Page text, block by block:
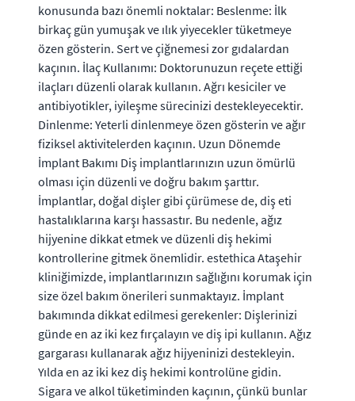
konusunda bazı önemli noktalar: Beslenme: İlk
birkaç gün yumuşak ve ılık yiyecekler tüketmeye
özen gösterin. Sert ve çiğnemesi zor gıdalardan
kaçının. İlaç Kullanımı: Doktorunuzun reçete ettiği
ilaçları düzenli olarak kullanın. Ağrı kesiciler ve
antibiyotikler, iyileşme sürecinizi destekleyecektir.
Dinlenme: Yeterli dinlenmeye özen gösterin ve ağır
fiziksel aktivitelerden kaçının. Uzun Dönemde
İmplant Bakımı Diş implantlarınızın uzun ömürlü
olması için düzenli ve doğru bakım şarttır.
İmplantlar, doğal dişler gibi çürümese de, diş eti
hastalıklarına karşı hassastır. Bu nedenle, ağız
hijyenine dikkat etmek ve düzenli diş hekimi
kontrollerine gitmek önemlidir. estethica Ataşehir
kliniğimizde, implantlarınızın sağlığını korumak için
size özel bakım önerileri sunmaktayız. İmplant
bakımında dikkat edilmesi gerekenler: Dişlerinizi
günde en az iki kez fırçalayın ve diş ipi kullanın. Ağız
gargarası kullanarak ağız hijyeninizi destekleyin.
Yılda en az iki kez diş hekimi kontrolüne gidin.
Sigara ve alkol tüketiminden kaçının, çünkü bunlar